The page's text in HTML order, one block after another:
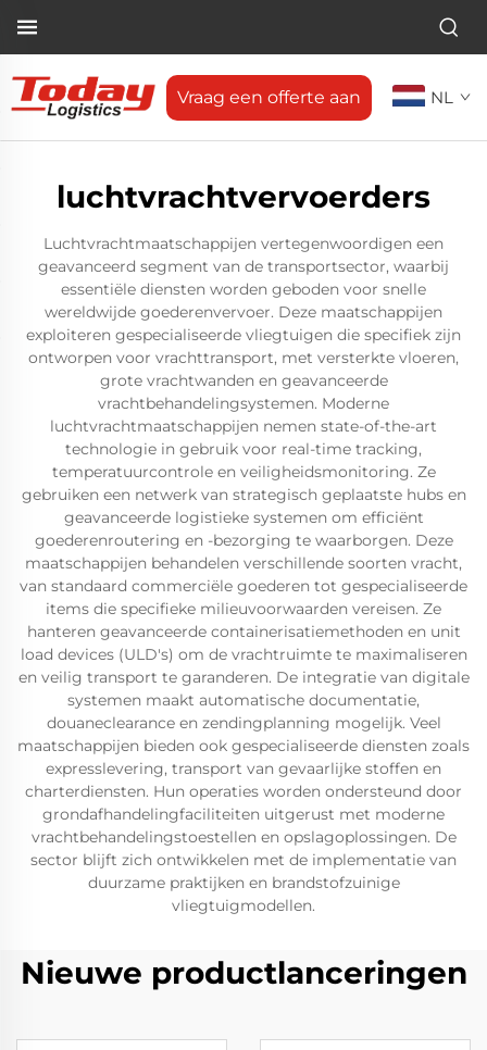
Vraag een offerte aan NL
luchtvrachtvervoerders
Luchtvrachtmaatschappijen vertegenwoordigen een
geavanceerd segment van de transportsector, waarbij
essentiële diensten worden geboden voor snelle
wereldwijde goederenvervoer. Deze maatschappijen
exploiteren gespecialiseerde vliegtuigen die specifiek zijn
ontworpen voor vrachttransport, met versterkte vloeren,
grote vrachtwanden en geavanceerde
vrachtbehandelingsystemen. Moderne
luchtvrachtmaatschappijen nemen state-of-the-art
technologie in gebruik voor real-time tracking,
temperatuurcontrole en veiligheidsmonitoring. Ze
gebruiken een netwerk van strategisch geplaatste hubs en
geavanceerde logistieke systemen om efficiënt
goederenroutering en -bezorging te waarborgen. Deze
maatschappijen behandelen verschillende soorten vracht,
van standaard commerciële goederen tot gespecialiseerde
items die specifieke milieuvoorwaarden vereisen. Ze
hanteren geavanceerde containerisatiemethoden en unit
load devices (ULD's) om de vrachtruimte te maximaliseren
en veilig transport te garanderen. De integratie van digitale
systemen maakt automatische documentatie,
douaneclearance en zendingplanning mogelijk. Veel
maatschappijen bieden ook gespecialiseerde diensten zoals
expresslevering, transport van gevaarlijke stoffen en
charterdiensten. Hun operaties worden ondersteund door
grondafhandelingfaciliteiten uitgerust met moderne
vrachtbehandelingstoestellen en opslagoplossingen. De
sector blijft zich ontwikkelen met de implementatie van
duurzame praktijken en brandstofzuinige
vliegtuigmodellen.
Nieuwe productlanceringen